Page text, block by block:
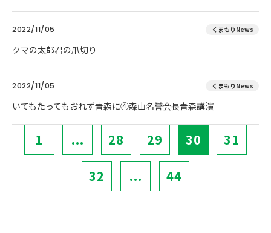
2022/11/05 くまもりNews
クマの太郎君の爪切り
2022/11/05 くまもりNews
いてもたってもおれず青森に④森山名誉会長青森講演
1 ... 28 29 30 31
32 ... 44